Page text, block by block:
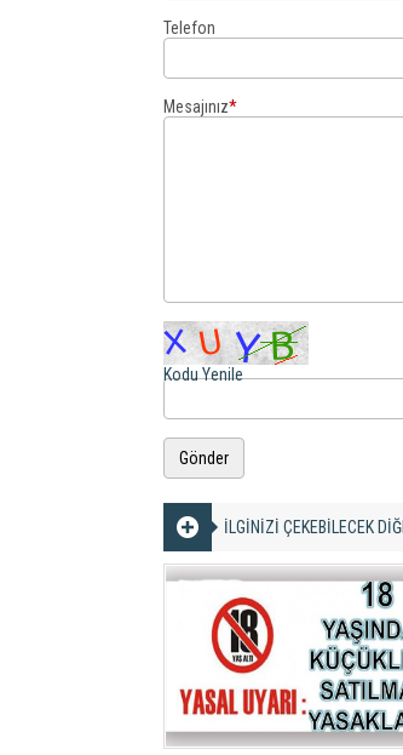
Telefon
Mesajınız*
Kodu Yenile
Gönder
İLGİNİZİ ÇEKEBİLECEK